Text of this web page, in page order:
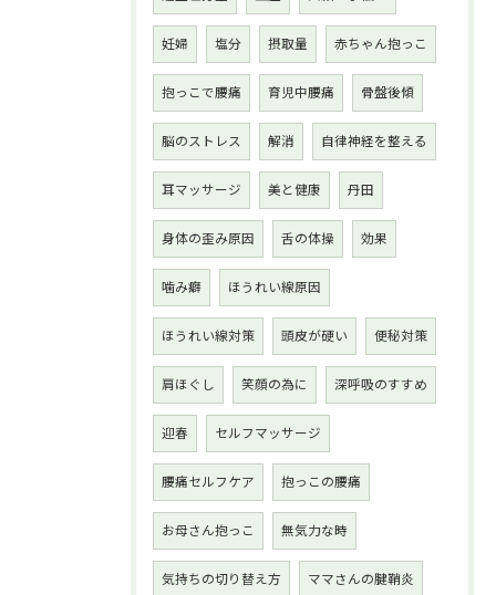
妊婦 塩分 摂取量 赤ちゃん抱っこ
抱っこで腰痛 育児中腰痛 骨盤後傾
脳のストレス 解消 自律神経を整える
耳マッサージ 美と健康 丹田
身体の歪み原因 舌の体操 効果
噛み癖 ほうれい線原因
ほうれい線対策 頭皮が硬い 便秘対策
肩ほぐし 笑顔の為に 深呼吸のすすめ
迎春 セルフマッサージ
腰痛セルフケア 抱っこの腰痛
お母さん抱っこ 無気力な時
気持ちの切り替え方 ママさんの腱鞘炎